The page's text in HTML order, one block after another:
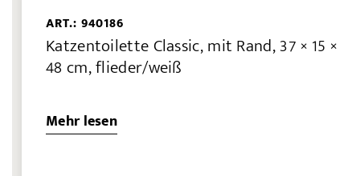
ART.: 940186
Katzentoilette Classic, mit Rand, 37 × 15 ×
48 cm, flieder/weiß
Mehr lesen